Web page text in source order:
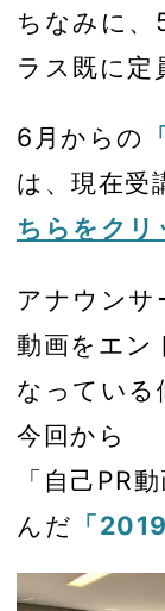
ちなみに、
ラス既に定
6月からの
は、現在受
ちらをクリ
アナウンサ
動画をエン
なっている
今回から
「自己PR
んだ 「